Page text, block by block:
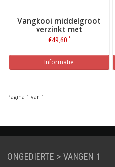
Vangkooi middelgroot
verzinkt met
beschermlaag
82x26,5x34cm
€49,60 *
Informatie
Pagina 1 van 1
ONGEDIERTE > VANGEN 1